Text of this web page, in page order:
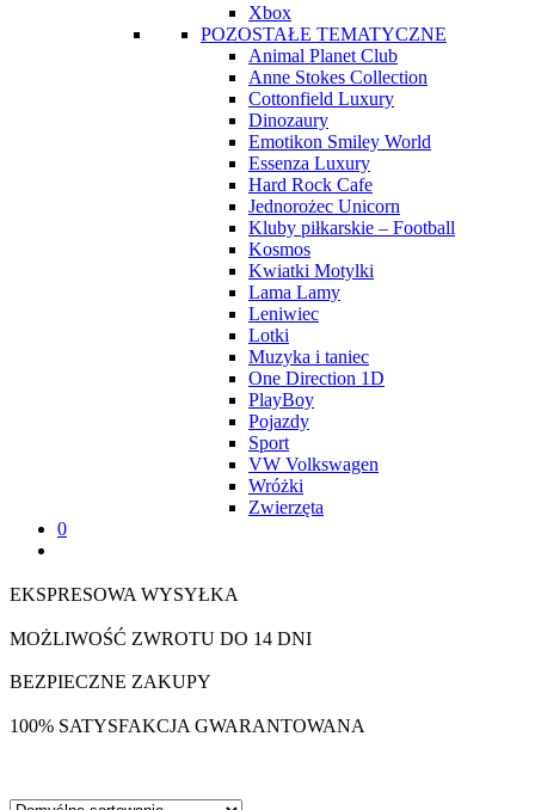
Xbox
POZOSTAŁE TEMATYCZNE
Animal Planet Club
Anne Stokes Collection
Cottonfield Luxury
Dinozaury
Emotikon Smiley World
Essenza Luxury
Hard Rock Cafe
Jednorożec Unicorn
Kluby piłkarskie – Football
Kosmos
Kwiatki Motylki
Lama Lamy
Leniwiec
Lotki
Muzyka i taniec
One Direction 1D
PlayBoy
Pojazdy
Sport
VW Volkswagen
Wróżki
Zwierzęta
0
EKSPRESOWA WYSYŁKA
MOŻLIWOŚĆ ZWROTU DO 14 DNI
BEZPIECZNE ZAKUPY
100% SATYSFAKCJA GWARANTOWANA